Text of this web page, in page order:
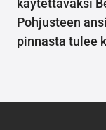
käytettäväksi
Pohjusteen
pinnasta tulee